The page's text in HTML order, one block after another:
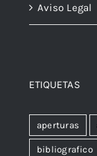
Aviso Legal
ETIQUETAS
aperturas
bibliografico